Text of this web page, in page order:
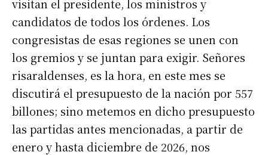
visitan el presidente, los ministros y
candidatos de todos los órdenes. Los
congresistas de esas regiones se unen con
los gremios y se juntan para exigir. Señores
risaraldenses, es la hora, en este mes se
discutirá el presupuesto de la nación por 557
billones; sino metemos en dicho presupuesto
las partidas antes mencionadas, a partir de
enero y hasta diciembre de 2026, nos